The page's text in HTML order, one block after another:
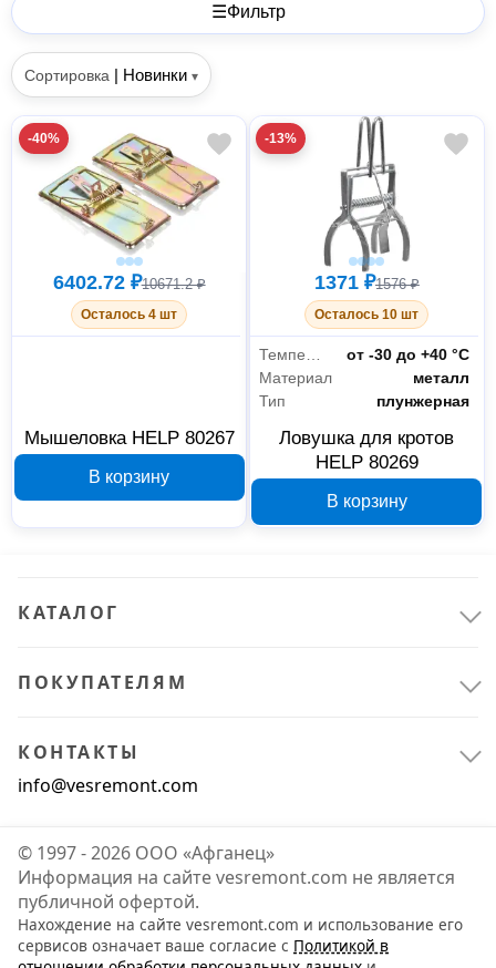
☰Фильтр
Сортировка | Новинки ▾
-40%
6402.72 ₽10671.2 ₽
Осталось 4 шт
Мышеловка HELP 80267
В корзину
-13%
1371 ₽1576 ₽
Осталось 10 шт
от -30 до +40 °С
Материал
металл
Тип
плунжерная
Ловушка для кротов
HELP 80269
В корзину
КАТАЛОГ
ПОКУПАТЕЛЯМ
КОНТАКТЫ
info@vesremont.com
© 1997 - 2026 ООО «Афганец»
Информация на сайте vesremont.com не является
публичной офертой.
Нахождение на сайте vesremont.com и использование его
сервисов означает ваше согласие с Политикой в